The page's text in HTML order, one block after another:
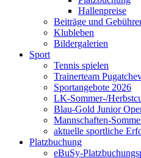
Hallenpreise
Beiträge und
Klubleben
Bildergalerien
Sport
Tennis spielen
Trainerteam
Sportangebote 2026
LK-Sommer-/
Blau-Gold Junior
Mannschaften-
aktuelle sportliche
Platzbuchung
eBuSy-